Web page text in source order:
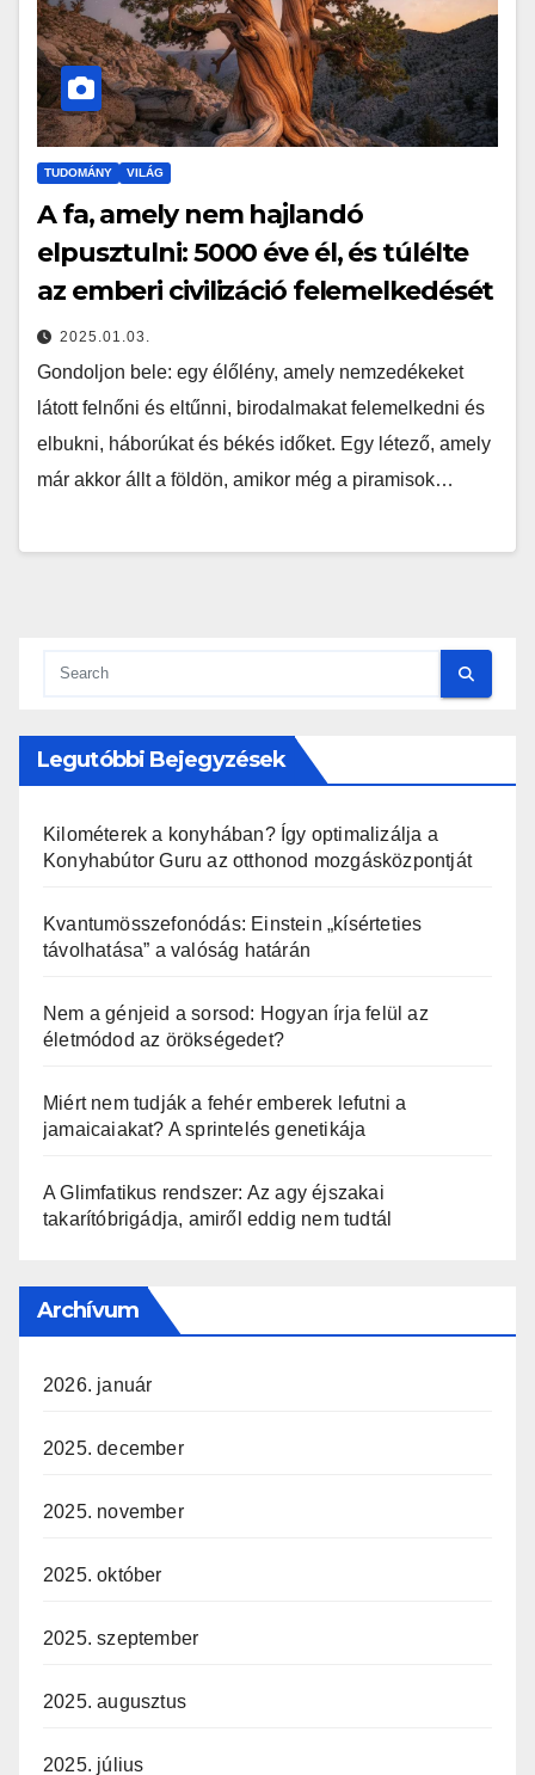
TUDOMÁNY VILÁG
A fa, amely nem hajlandó
elpusztulni: 5000 éve él, és túlélte
az emberi civilizáció felemelkedését
2025.01.03.
Gondoljon bele: egy élőlény, amely nemzedékeket
látott felnőni és eltűnni, birodalmakat felemelkedni és
elbukni, háborúkat és békés időket. Egy létező, amely
már akkor állt a földön, amikor még a piramisok…
Legutóbbi Bejegyzések
Kilométerek a konyhában? Így optimalizálja a
Konyhabútor Guru az otthonod mozgásközpontját
Kvantumösszefonódás: Einstein „kísérteties
távolhatása” a valóság határán
Nem a génjeid a sorsod: Hogyan írja felül az
életmódod az örökségedet?
Miért nem tudják a fehér emberek lefutni a
jamaicaiakat? A sprintelés genetikája
A Glimfatikus rendszer: Az agy éjszakai
takarítóbrigádja, amiről eddig nem tudtál
Archívum
2026. január
2025. december
2025. november
2025. október
2025. szeptember
2025. augusztus
2025. július